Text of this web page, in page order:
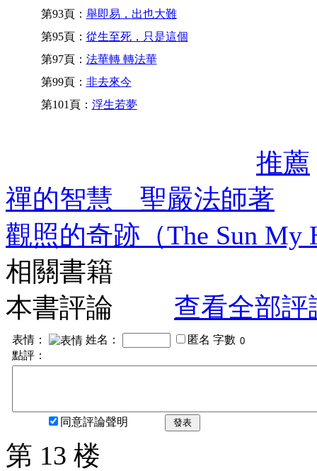
第93頁： 舉即易，出也大難
第95頁： 從生至死，只是這個
第97頁： 法華轉 轉法華
第99頁： 非去來今
第101頁： 浮生若夢
推薦
禪的智慧 聖嚴法師著
觀照的奇跡（The Sun
相關書籍
本書評論
查看全部評
表情： 姓名： 匿名 字數
點評：
同意評論聲明 發表
第 13 楼